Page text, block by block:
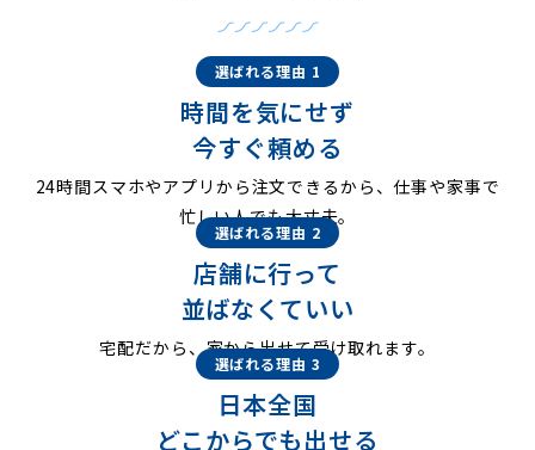
選ばれる理由 1
時間を気にせず
今すぐ頼める
24時間スマホやアプリから注文できるから、仕事や家事で
忙しい人でも大丈夫。
選ばれる理由 2
店舗に行って
並ばなくていい
宅配だから、家から出せて受け取れます。
選ばれる理由 3
日本全国
どこからでも出せる